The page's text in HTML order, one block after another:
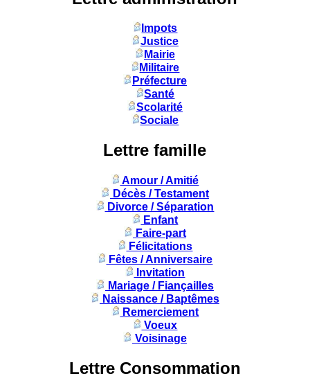
Impots
Justice
Mairie
Militaire
Préfecture
Santé
Scolarité
Sociale
Lettre famille
Amour / Amitié
Décès / Testament
Divorce / Séparation
Enfant
Faire-part
Félicitations
Fêtes / Anniversaire
Invitation
Mariage / Fiançailles
Naissance / Baptêmes
Remerciement
Voeux
Voisinage
Lettre Consommation